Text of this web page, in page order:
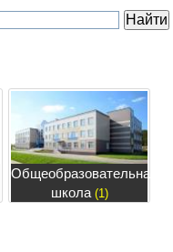
Общеобразовательная
школа(1)